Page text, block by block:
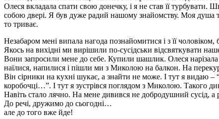
Олеся вкладала спати свою донечку, і я не став її турбувати.
собою двері. Я був дуже радий нашому знайомству. Моя душа
то триває.
Незабаром мені випала нагода познайомитися і з її
Якось на вихідні ми вирішили по-сусідськи відсвяткувати
Вони запросили мене до себе. Купили шашлик. Олеся нарізала
наїлися, напилися і пішли ми з Миколою на балкон. На
Він сірники на кухні шукає, а знайти не може. І тут я видаю
коробочці…”. І тут я зустрівся поглядом з Миколою. Такого
Навіть стало лячно. На мене дивився не добродушний сусід,
До речі, дружимо до сьогодні…
але до того вже йде!